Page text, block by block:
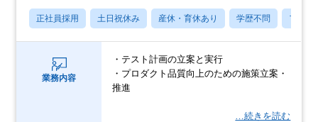
正社員採用 土日祝休み 産休・育休あり 学歴不問 フレッ
業務内容
・テスト計画の立案と実行
・プロダクト品質向上のための施策立案・
推進
…続きを読む